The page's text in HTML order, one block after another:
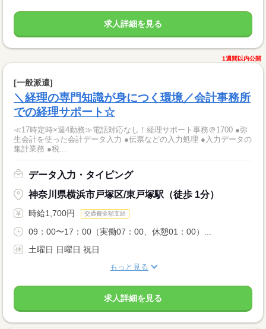
求人詳細を見る
1週間以内公開
[一般派遣]
＼経理の専門知識が身につく環境／会計事務所
での経理サポート☆
≪17時定時×週4勤務≫電話対応なし！経理サポート事務＠1700 ●弥
生会計を使った会計データ入力 ●伝票などの入力処理 ●入力データの
集計業務 ●税...
データ入力・タイピング
神奈川県横浜市戸塚区/東戸塚駅（徒歩 1分）
時給1,700円 交通費全額支給
09：00〜17：00（実働07：00、休憩01：00）...
土曜日 日曜日 祝日
もっと見る
求人詳細を見る